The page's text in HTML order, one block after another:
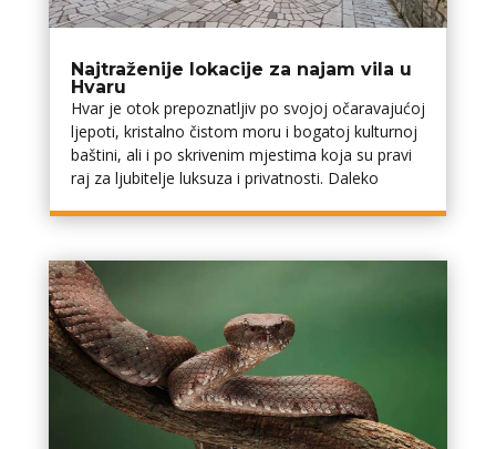
Najtraženije lokacije za najam vila u
Hvaru
Hvar je otok prepoznatljiv po svojoj očaravajućoj
ljepoti, kristalno čistom moru i bogatoj kulturnoj
baštini, ali i po skrivenim mjestima koja su pravi
raj za ljubitelje luksuza i privatnosti. Daleko